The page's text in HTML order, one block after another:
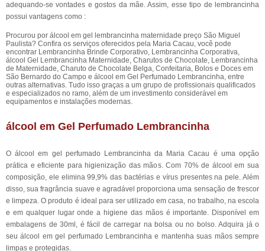
adequando-se vontades e gostos da mãe. Assim, esse tipo de lembrancinha
possui vantagens como :
Procurou por álcool em gel lembrancinha maternidade preço São Miguel
Paulista? Confira os serviços oferecidos pela Maria Cacau, você pode
encontrar Lembrancinha Brinde Corporativo, Lembrancinha Corporativa,
álcool Gel Lembrancinha Maternidade, Charutos de Chocolate, Lembrancinha
de Maternidade, Charuto de Chocolate Belga, Confeitaria, Bolos e Doces em
São Bernardo do Campo e álcool em Gel Perfumado Lembrancinha, entre
outras alternativas. Tudo isso graças a um grupo de profissionais qualificados
e especializados no ramo, além de um investimento considerável em
equipamentos e instalações modernas.
álcool em Gel Perfumado Lembrancinha
O álcool em gel perfumado Lembrancinha da Maria Cacau é uma opção
prática e eficiente para higienização das mãos. Com 70% de álcool em sua
composição, ele elimina 99,9% das bactérias e vírus presentes na pele. Além
disso, sua fragrância suave e agradável proporciona uma sensação de frescor
e limpeza. O produto é ideal para ser utilizado em casa, no trabalho, na escola
e em qualquer lugar onde a higiene das mãos é importante. Disponível em
embalagens de 30ml, é fácil de carregar na bolsa ou no bolso. Adquira já o
seu álcool em gel perfumado Lembrancinha e mantenha suas mãos sempre
limpas e protegidas.